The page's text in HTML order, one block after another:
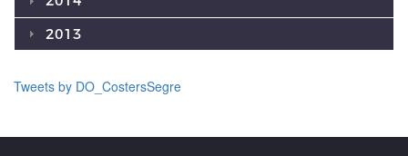
2013
Tweets by DO_CostersSegre